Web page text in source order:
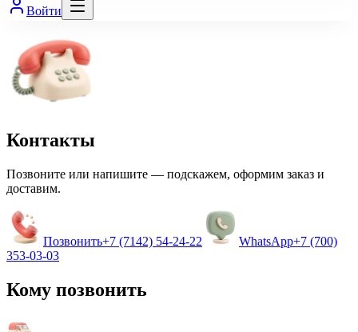
Войти
Контакты
Позвоните или напишите — подскажем, оформим заказ и
доставим.
Позвонить+7 (7142) 54-24-22 WhatsApp+7 (700)
353-03-03
Кому позвонить